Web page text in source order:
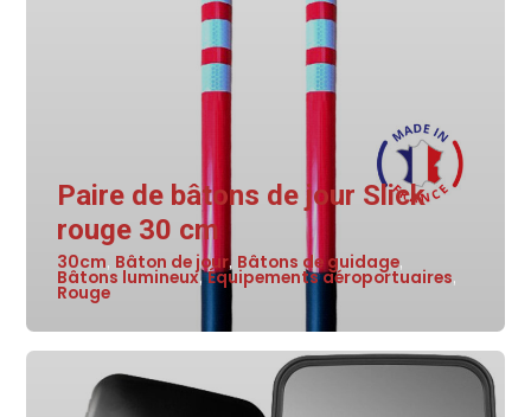
Paire de bâtons de jour Slick
rouge 30 cm
30cm, Bâton de jour, Bâtons de guidage,
Bâtons lumineux,Équipements aéroportuaires,
Rouge